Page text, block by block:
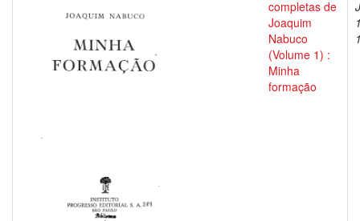
completas de
Joaquim
Nabuco
(Volume 1) :
Minha
formação